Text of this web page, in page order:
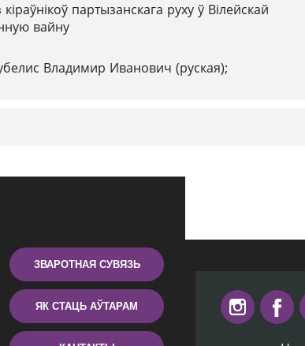
кіраўнікоў партызанскага руху ў Вілейскай
вайну
Владимир Иванович (руская);
ЗВАРОТНАЯ СУВЯЗЬ
ЯК СТАЦЬ АЎТАРАМ